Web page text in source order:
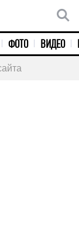
ФОТО ВИДЕО